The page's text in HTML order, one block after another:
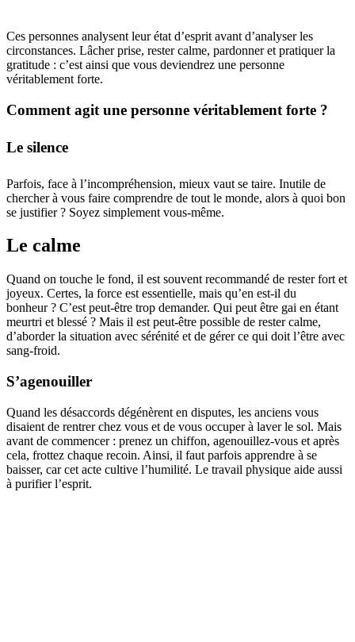
Ces personnes analysent leur état d’esprit avant d’analyser les
circonstances. Lâcher prise, rester calme, pardonner et pratiquer la
gratitude : c’est ainsi que vous deviendrez une personne
véritablement forte.
Comment agit une personne véritablement forte ?
Le silence
Parfois, face à l’incompréhension, mieux vaut se taire. Inutile de
chercher à vous faire comprendre de tout le monde, alors à quoi bon
se justifier ? Soyez simplement vous-même.
Le calme
Quand on touche le fond, il est souvent recommandé de rester fort et
joyeux. Certes, la force est essentielle, mais qu’en est-il du
bonheur ? C’est peut-être trop demander. Qui peut être gai en étant
meurtri et blessé ? Mais il est peut-être possible de rester calme,
d’aborder la situation avec sérénité et de gérer ce qui doit l’être avec
sang-froid.
S’agenouiller
Quand les désaccords dégénèrent en disputes, les anciens vous
disaient de rentrer chez vous et de vous occuper à laver le sol. Mais
avant de commencer : prenez un chiffon, agenouillez-vous et après
cela, frottez chaque recoin. Ainsi, il faut parfois apprendre à se
baisser, car cet acte cultive l’humilité. Le travail physique aide aussi
à purifier l’esprit.